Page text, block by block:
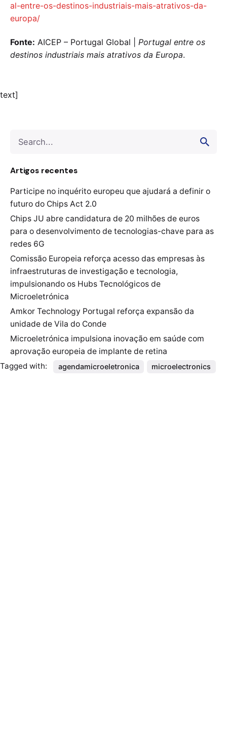
for
Artigos recentes
Participe no inquérito europeu que ajudará a definir o
futuro do Chips Act 2.0
Chips JU abre candidatura de 20 milhões de euros
para o desenvolvimento de tecnologias-chave para as
redes 6G
Comissão Europeia reforça acesso das empresas às
infraestruturas de investigação e tecnologia,
impulsionando os Hubs Tecnológicos de
Microeletrónica
Amkor Technology Portugal reforça expansão da
unidade de Vila do Conde
Microeletrónica impulsiona inovação em saúde com
aprovação europeia de implante de retina
al-entre-os-destinos-industriais-mais-atrativos-da-
europa/
Fonte: AICEP – Portugal Global | Portugal entre os
destinos industriais mais atrativos da Europa.
text]
Tagged with: agendamicroeletronica microelectronics